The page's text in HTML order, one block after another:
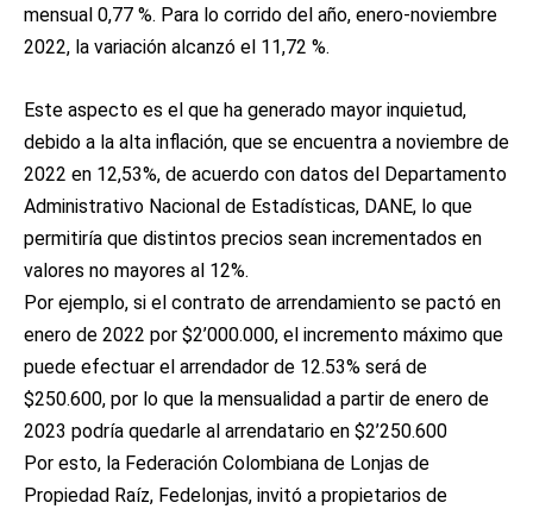
mensual 0,77 %. Para lo corrido del año, enero-noviembre
2022, la variación alcanzó el 11,72 %.
Este aspecto es el que ha generado mayor inquietud,
debido a la alta inflación, que se encuentra a noviembre de
2022 en 12,53%, de acuerdo con datos del Departamento
Administrativo Nacional de Estadísticas, DANE, lo que
permitiría que distintos precios sean incrementados en
valores no mayores al 12%.
Por ejemplo, si el contrato de arrendamiento se pactó en
enero de 2022 por $2’000.000, el incremento máximo que
puede efectuar el arrendador de 12.53% será de
$250.600, por lo que la mensualidad a partir de enero de
2023 podría quedarle al arrendatario en $2’250.600
Por esto, la Federación Colombiana de Lonjas de
Propiedad Raíz, Fedelonjas, invitó a propietarios de